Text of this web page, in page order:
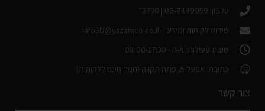
טלפון: 09-7449959 | 3730*
שירות לקוחות ומידע – Info3D@yazamco.co.il
שעות פעילות: א-ה - 08:00-17:30
כתובת: אפעל 5, פתח תקווה (חניה חינם ללקוחות)
צור קשר